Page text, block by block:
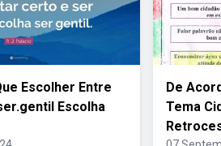
Escolher Entre
Escolha
De
Tema